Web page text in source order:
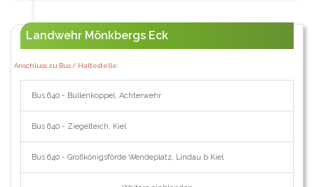
Landwehr Mönkbergs Eck
Anschluss zu Bus / Haltestelle:
Bus 640 - Bullenkoppel, Achterwehr
Bus 640 - Ziegelteich, Kiel
Bus 640 - Großkönigsförde Wendeplatz, Lindau b Kiel